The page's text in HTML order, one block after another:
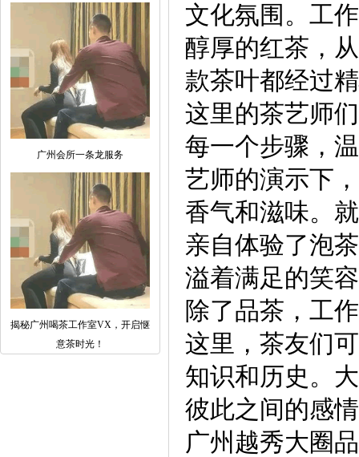
广州会所一条龙服务
揭秘广州喝茶工作室VX，开启惬
意茶时光！
文化氛围。工
醇厚的红茶，
款茶叶都经过
这里的茶艺师
每一个步骤，
艺师的演示下
香气和滋味。
亲自体验了泡
溢着满足的笑
除了品茶，工
这里，茶友们
知识和历史。
彼此之间的感
广州越秀大圈